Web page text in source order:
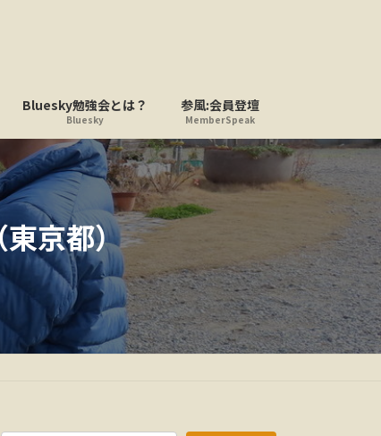
Bluesky勉強会とは？
Bluesky
参風:会員登壇
MemberSpeak
京都）